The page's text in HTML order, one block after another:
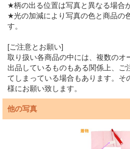
★柄の出る位置は写真と異なる場合
★光の加減により写真の色と商品の
す。
[ご注意とお願い]
取り扱い各商品の中には、複数のオ
出品しているものもある関係上、ご
てしまっている場合もあります。そ
様にお願い致します。
他の写真